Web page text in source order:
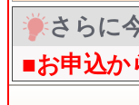
さらに
■お申込か